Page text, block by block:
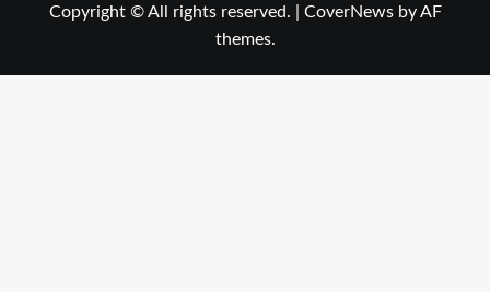
Copyright © All rights reserved. CoverNewsby AF
themes.